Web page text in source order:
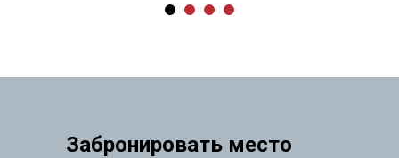
Забронировать место